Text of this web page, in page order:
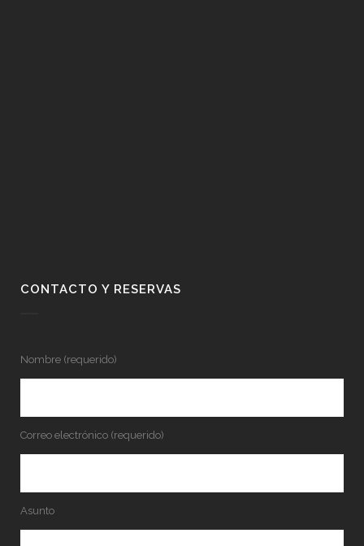
CONTACTO Y RESERVAS
Nombre (requerido)
Correo electrónico (requerido)
Asunto